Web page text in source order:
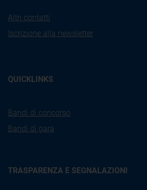
Altri contatti
Iscrizione alla newsletter
QUICKLINKS
Bandi di concorso
Bandi di gara
TRASPARENZA E SEGNALAZIONI